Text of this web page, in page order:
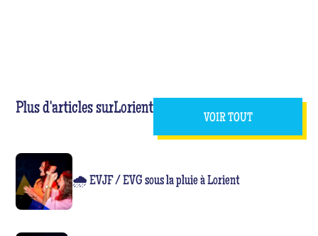
Plus d'articles surLorient
VOIR TOUT
🌧️ EVJF / EVG sous la pluie à Lorient